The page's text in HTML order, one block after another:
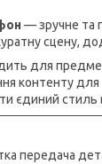
— зручне та
сцену,
для
контенту для
єдиний стиль
передача